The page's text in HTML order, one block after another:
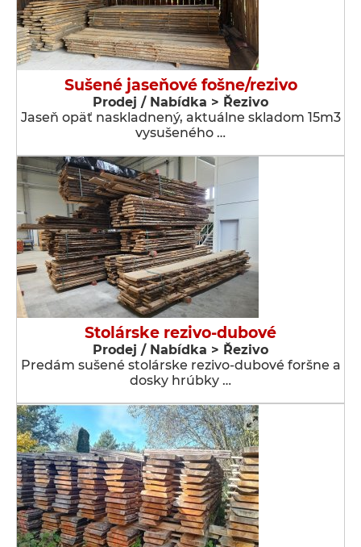
Sušené jaseňové fošne/rezivo
Prodej / Nabídka > Řezivo
Jaseň opäť naskladnený, aktuálne skladom 15m3
vysušeného …
Stolárske rezivo-dubové
Prodej / Nabídka > Řezivo
Predám sušené stolárske rezivo-dubové foršne a
dosky hrúbky …